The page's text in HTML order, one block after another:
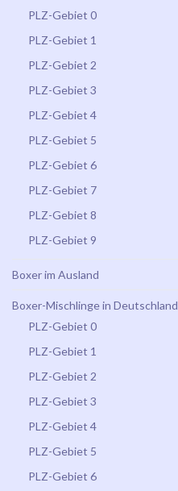
PLZ-Gebiet 0
PLZ-Gebiet 1
PLZ-Gebiet 2
PLZ-Gebiet 3
PLZ-Gebiet 4
PLZ-Gebiet 5
PLZ-Gebiet 6
PLZ-Gebiet 7
PLZ-Gebiet 8
PLZ-Gebiet 9
Boxer im Ausland
Boxer-Mischlinge in Deutschland
PLZ-Gebiet 0
PLZ-Gebiet 1
PLZ-Gebiet 2
PLZ-Gebiet 3
PLZ-Gebiet 4
PLZ-Gebiet 5
PLZ-Gebiet 6